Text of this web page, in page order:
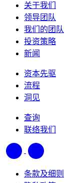
关于我们
领导团队
我们的团队
投资策略
新闻
资本先驱
流程
洞见
查询
联络我们
条款及细则